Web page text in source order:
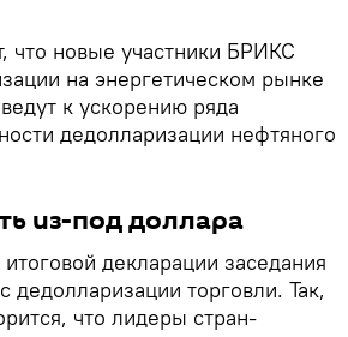
что новые участники БРИКС
на энергетическом рынке
к ускорению ряда
дедолларизации нефтяного
из-под доллара
декларации заседания
дедолларизации торговли. Так,
что лидеры стран-